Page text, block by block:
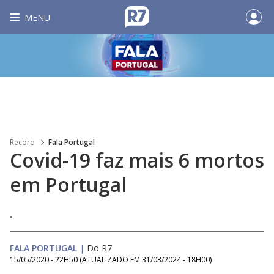
MENU
Record Fala Portugal
Covid-19 faz mais 6 mortos
em Portugal
.
FALA PORTUGAL | Do R7
15/05/2020 - 22H50 (ATUALIZADO EM 31/03/2024 - 18H00)